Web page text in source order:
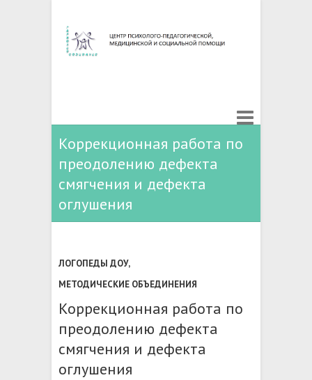
Коррекционная работа по
преодолению дефекта
смягчения и дефекта
оглушения
ЛОГОПЕДЫ ДОУ,
МЕТОДИЧЕСКИЕ ОБЪЕДИНЕНИЯ
Коррекционная работа по
преодолению дефекта
смягчения и дефекта
оглушения